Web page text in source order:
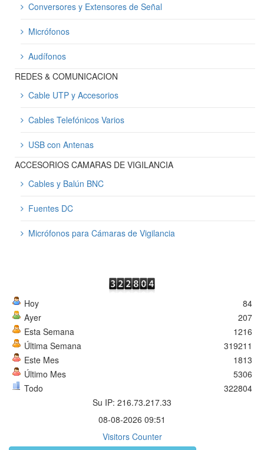
Conversores y Extensores de Señal
Micrófonos
Audífonos
REDES & COMUNICACION
Cable UTP y Accesorios
Cables Telefónicos Varios
USB con Antenas
ACCESORIOS CAMARAS DE VIGILANCIA
Cables y Balún BNC
Fuentes DC
Micrófonos para Cámaras de Vigilancia
Hoy
Ayer
Esta Semana
Última Semana
Este Mes
Último Mes
Todo
84
207
1216
319211
1813
5306
322804
Su IP: 216.73.217.33
08-08-2026 09:51
Visitors Counter